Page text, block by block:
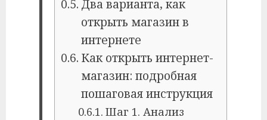
Два варианта, как
открыть магазин в
интернете
Как открыть интернет-
магазин: подробная
пошаговая инструкция
Шаг 1. Анализ